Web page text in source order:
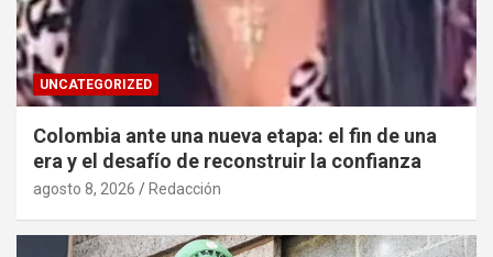
UNCATEGORIZED
Colombia ante una nueva etapa: el fin de una
era y el desafío de reconstruir la confianza
agosto 8, 2026 Redacción